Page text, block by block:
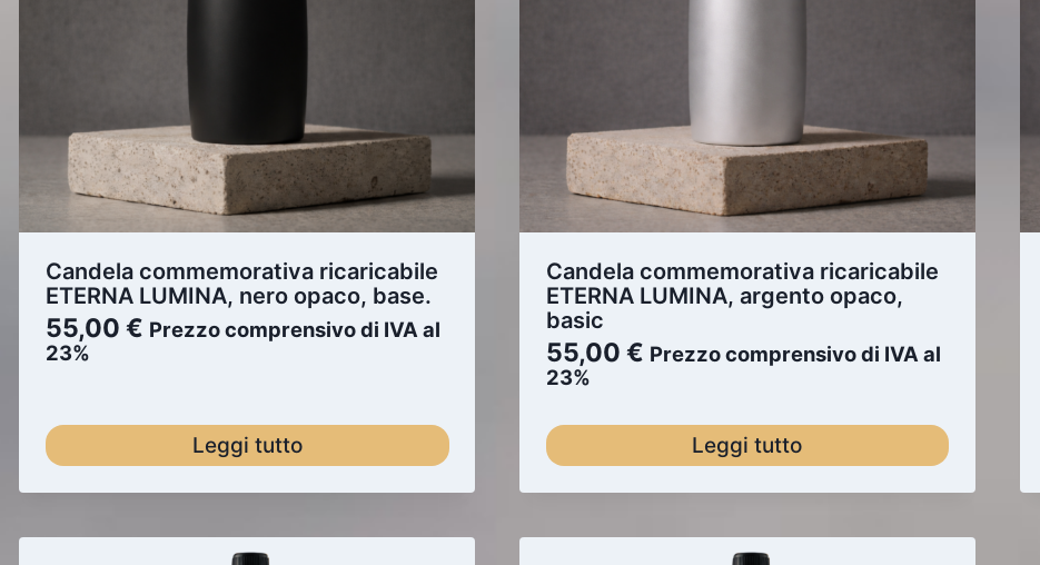
Candela commemorativa ricaricabile
ETERNA LUMINA, nero opaco, base.
55,00 € Prezzo comprensivo di IVA al
23%
Leggi tutto
Candela commemorativa ricaricabile
ETERNA LUMINA, argento opaco,
basic
55,00 € Prezzo comprensivo di IVA al
23%
Leggi tutto